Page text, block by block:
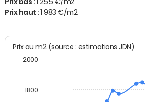
Prix bas :
1 255 €/m2
Prix haut :
1 983 €/m2
Prix au m2 (source : estimations JDN)
1800
2000